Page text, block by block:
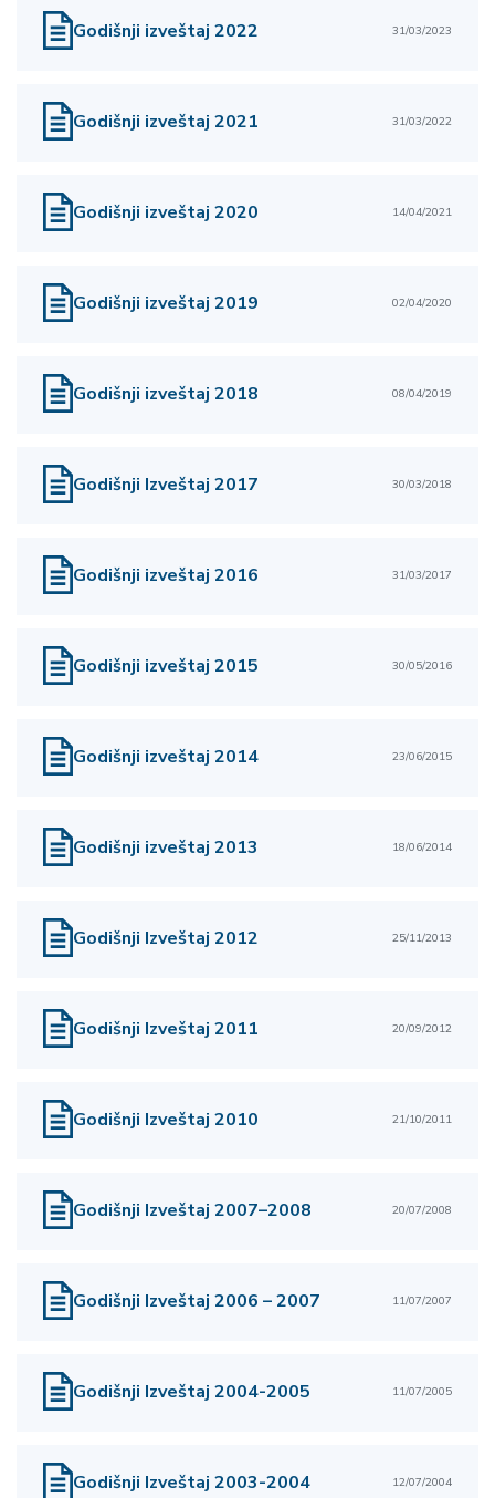
Godišnji izveštaj 2022 31/03/2023
Godišnji izveštaj 2021 31/03/2022
Godišnji izveštaj 2020 14/04/2021
Godišnji izveštaj 2019 02/04/2020
Godišnji izveštaj 2018 08/04/2019
Godišnji Izveštaj 2017 30/03/2018
Godišnji izveštaj 2016 31/03/2017
Godišnji izveštaj 2015 30/05/2016
Godišnji izveštaj 2014 23/06/2015
Godišnji izveštaj 2013 18/06/2014
Godišnji Izveštaj 2012 25/11/2013
Godišnji Izveštaj 2011 20/09/2012
Godišnji Izveštaj 2010 21/10/2011
Godišnji Izveštaj 2007–2008 20/07/2008
Godišnji Izveštaj 2006 – 2007 11/07/2007
Godišnji Izveštaj 2004-2005 11/07/2005
Godišnji Izveštaj 2003-2004 12/07/2004